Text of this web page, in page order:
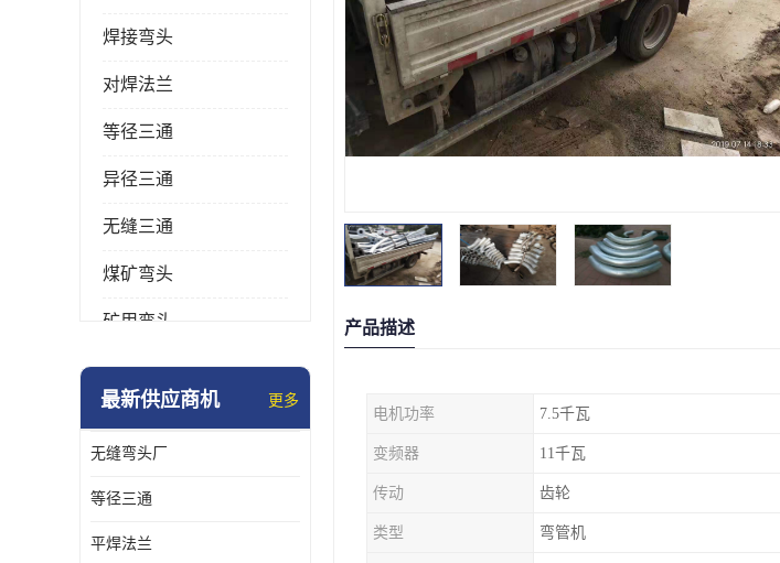
焊接弯头
对焊法兰
等径三通
异径三通
无缝三通
煤矿弯头
矿用弯头
冲压弯头
热压弯头
镀锌弯头
最新供应商机 更多
无缝弯头厂
等径三通
平焊法兰
产品描述
电机功率 7.5千瓦
变频器 11千瓦
传动 齿轮
类型 弯管机